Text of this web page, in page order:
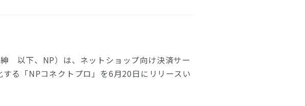
以下、NP）は、ネットショップ向け決済サー
る「NPコネクトプロ」を6月20日にリリースい